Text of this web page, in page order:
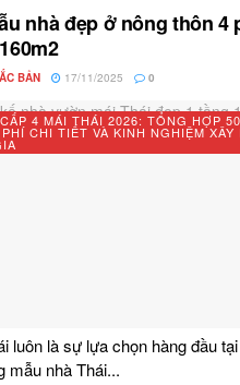
nhà đẹp ở nông thôn 4
BẢN 17/11/2025 0
4 MÁI THÁI 2026: TỔNG HỢP
CHI TIẾT VÀ KINH NGHIỆM
luôn là sự lựa chọn hàng đầu
mẫu nhà Thái...